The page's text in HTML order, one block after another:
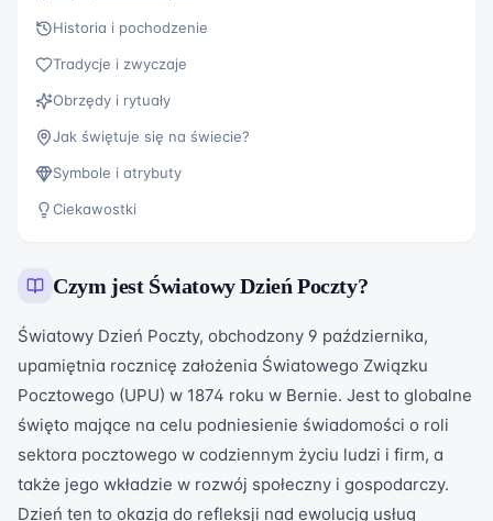
Historia i pochodzenie
Tradycje i zwyczaje
Obrzędy i rytuały
Jak świętuje się na świecie?
Symbole i atrybuty
Ciekawostki
Czym jest Światowy Dzień Poczty?
Światowy Dzień Poczty, obchodzony 9 października,
upamiętnia rocznicę założenia Światowego Związku
Pocztowego (UPU) w 1874 roku w Bernie. Jest to globalne
święto mające na celu podniesienie świadomości o roli
sektora pocztowego w codziennym życiu ludzi i firm, a
także jego wkładzie w rozwój społeczny i gospodarczy.
Dzień ten to okazja do refleksji nad ewolucją usług